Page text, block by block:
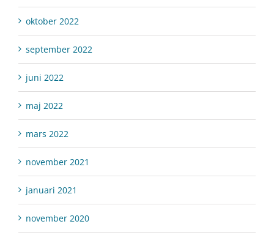
oktober 2022
september 2022
juni 2022
maj 2022
mars 2022
november 2021
januari 2021
november 2020